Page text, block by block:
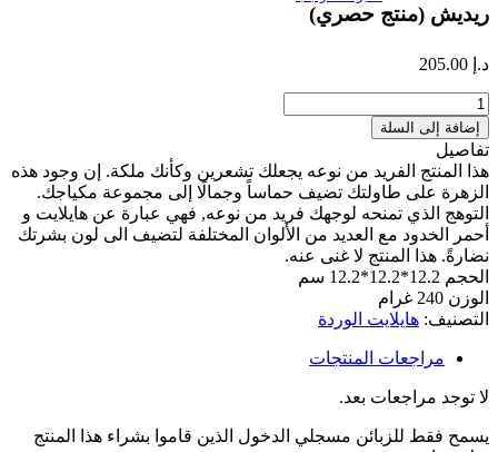
ريديش (منتج حصري)
د.إ
كمية
ريديش
(منتج
حصري)
إضافة إلى السلة
تفاصيل
هذا المنتج الفريد من نوعه يجعلك تشعرين وكأنك ملكة. إن وجود هذه
الزهرة على طاولتك تضيف حماساً وجمالًا إلى مجموعة مكياجك.
التوهج الذي تمنحه لوجهك فريد من نوعه, فهي عبارة عن هايلايت و
أحمر الخدود مع العديد من الألوان المختلفة لتضيف الى لون بشرتك
نضارةً. هذا المنتج لا غنى عنه.
الحجم 12.2*12.2*12.2 سم
الوزن 240 غرام
التصنيف: هايلايت الوردة
مراجعات المنتجات
لا توجد مراجعات بعد.
يسمح فقط للزبائن مسجلي الدخول الذين قاموا بشراء هذا المنتج